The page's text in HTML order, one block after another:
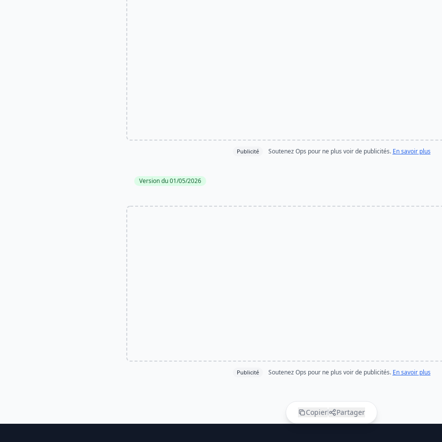
Publicité Soutenez Ops pour ne plus voir de publicités. En savoir plus
Version du 01/05/2026
Publicité Soutenez Ops pour ne plus voir de publicités. En savoir plus
Copier Partager